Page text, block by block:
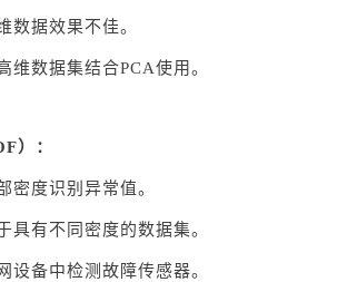
数据效果不佳。
维数据集结合PCA使用。
）：
密度识别异常值。
具有不同密度的数据集。
设备中检测故障传感器。